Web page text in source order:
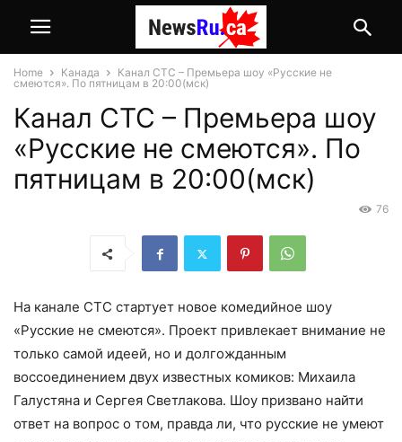
Home Канада
Канал СТС – Премьера шоу «Русские не
смеются». По пятницам в 20:00(мск)
Канал СТС – Премьера шоу
«Русские не смеются». По
пятницам в 20:00(мск)
76
На канале СТС стартует новое комедийное шоу
«Русские не смеются». Проект привлекает внимание не
только самой идеей, но и долгожданным
воссоединением двух известных комиков: Михаила
Галустяна и Сергея Светлакова. Шоу призвано найти
ответ на вопрос о том, правда ли, что русские не умеют